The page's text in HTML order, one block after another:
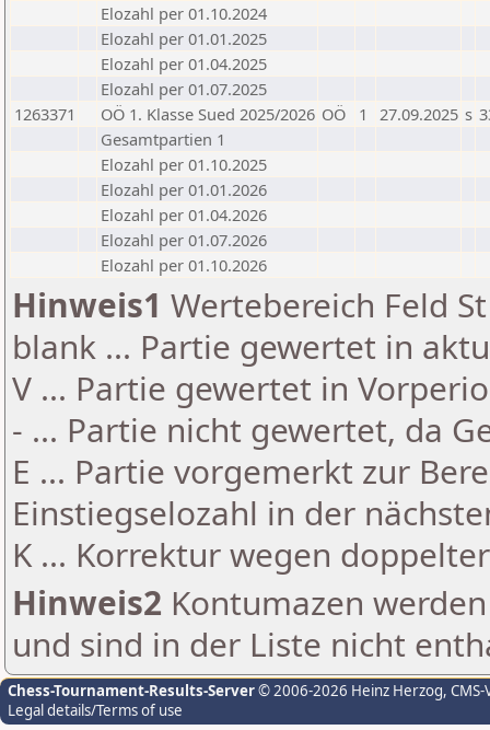
Elozahl per 01.10.2024
Elozahl per 01.01.2025
Elozahl per 01.04.2025
Elozahl per 01.07.2025
1263371
OÖ 1. Klasse Sued 2025/2026 OÖ 1 27.09.2025 s
Gesamtpartien 1
Elozahl per 01.10.2025
Elozahl per 01.01.2026
Elozahl per 01.04.2026
Elozahl per 01.07.2026
Elozahl per 01.10.2026
Hinweis1 Wertebereich Feld
blank ... Partie gewertet in
V ... Partie gewertet in
- ... Partie nicht gewertet, da
E ... Partie vorgemerkt zur
Einstiegselozahl in der
K ... Korrektur wegen
Hinweis2 Kontumazen
und sind in der Liste nicht
Chess-Tournament-Results-Server© 2006-2026 Heinz Herzog,
Legal details/Terms of use